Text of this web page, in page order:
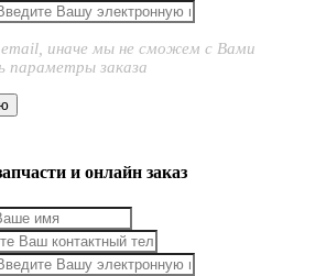
иначе мы не сможем с Вами
параметры заказа
и онлайн заказ